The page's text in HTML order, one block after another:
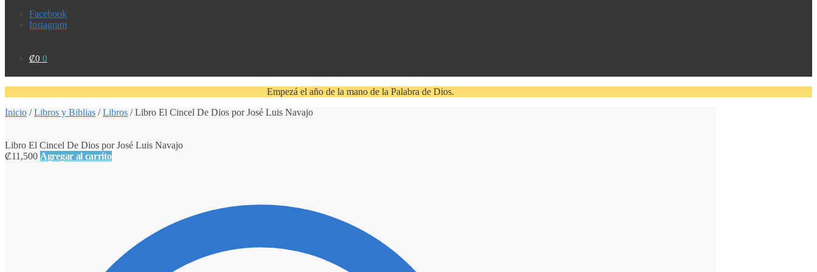
Facebook
Instagram
₡0 0
Empezá el año de la mano de la Palabra de Dios.
Inicio /Libros y Biblias /Libros /Libro El Cincel De Dios por José Luis Navajo
Libro El Cincel De Dios por José Luis Navajo
₡11,500 Agregar al carrito